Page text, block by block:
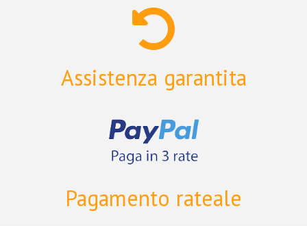
Assistenza garantita
Pagamento rateale